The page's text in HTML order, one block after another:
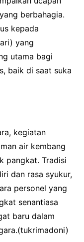
berbahagia.
kepada
yang
utama bagi
baik di saat suka
kegiatan
air kembang
pangkat. Tradisi
dan rasa syukur,
personel yang
senantiasa
baru dalam